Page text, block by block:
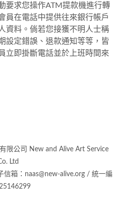
要求您操作ATM提款機進行轉
員在電話中提供往來銀行帳戶
資料。倘若您接獲不明人士稱
設定錯誤、退款通知等等，皆
立即掛斷電話並於上班時間來
限公司 New and Alive Art Service
Ltd
箱：naas@new-alive.org / 統一編